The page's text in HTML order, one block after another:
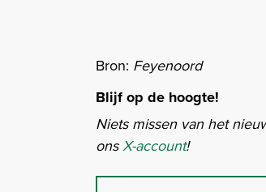
Bron: Feyenoord
Blijf op de hoogte!
Niets missen van het
onsX-account!